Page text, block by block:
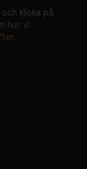
klicka på
hur vi
.